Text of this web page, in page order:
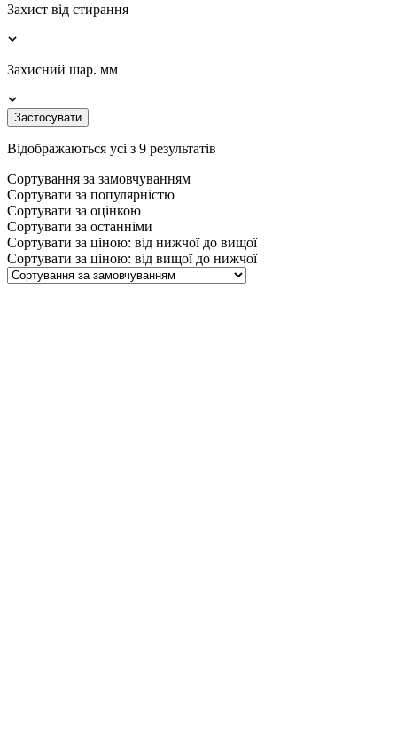
Захист від стирання
Захисний шар. мм
Застосувати
Відображаються усі з 9 результатів
Сортування за замовчуванням
Сортувати за популярністю
Сортувати за оцінкою
Сортувати за останніми
Сортувати за ціною: від нижчої до вищої
Сортувати за ціною: від вищої до нижчої